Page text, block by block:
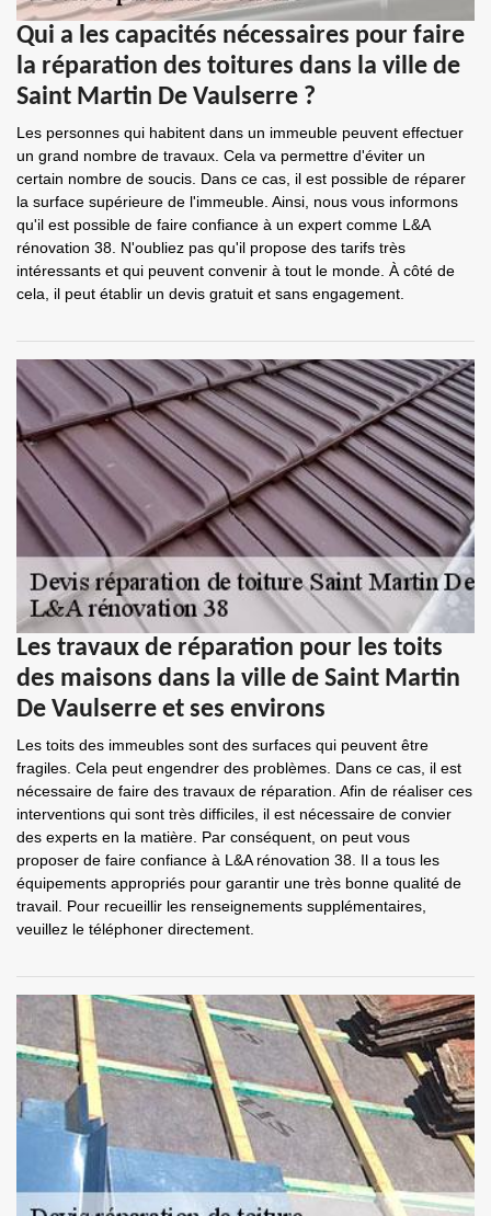
Qui a les capacités nécessaires pour faire
la réparation des toitures dans la ville de
Saint Martin De Vaulserre ?
Les personnes qui habitent dans un immeuble peuvent effectuer
un grand nombre de travaux. Cela va permettre d'éviter un
certain nombre de soucis. Dans ce cas, il est possible de réparer
la surface supérieure de l'immeuble. Ainsi, nous vous informons
qu'il est possible de faire confiance à un expert comme L&A
rénovation 38. N'oubliez pas qu'il propose des tarifs très
intéressants et qui peuvent convenir à tout le monde. À côté de
cela, il peut établir un devis gratuit et sans engagement.
Les travaux de réparation pour les toits
des maisons dans la ville de Saint Martin
De Vaulserre et ses environs
Les toits des immeubles sont des surfaces qui peuvent être
fragiles. Cela peut engendrer des problèmes. Dans ce cas, il est
nécessaire de faire des travaux de réparation. Afin de réaliser ces
interventions qui sont très difficiles, il est nécessaire de convier
des experts en la matière. Par conséquent, on peut vous
proposer de faire confiance à L&A rénovation 38. Il a tous les
équipements appropriés pour garantir une très bonne qualité de
travail. Pour recueillir les renseignements supplémentaires,
veuillez le téléphoner directement.